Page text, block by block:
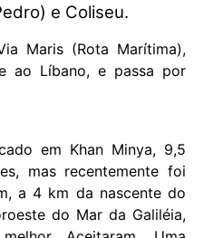
e Coliseu.
Maris (Rota Marítima),
ao Líbano, e passa por
em Khan Minya, 9,5
mas recentemente foi
a 4 km da nascente do
do Mar da Galiléia,